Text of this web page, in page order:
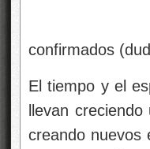
Estos
confirmados
El tiempo y el
llevan
creando nuevos